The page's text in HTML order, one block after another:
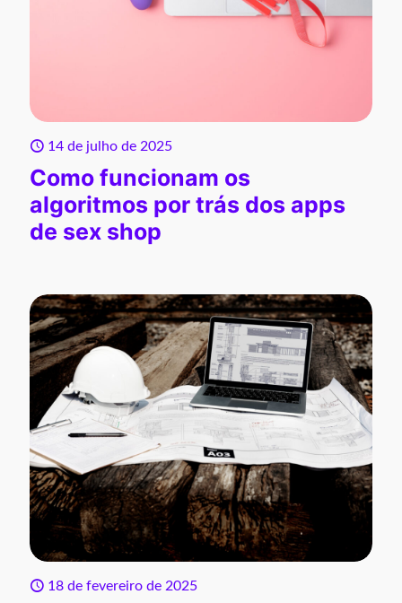
14 de julho de 2025
Como funcionam os
algoritmos por trás dos apps
de sex shop
18 de fevereiro de 2025